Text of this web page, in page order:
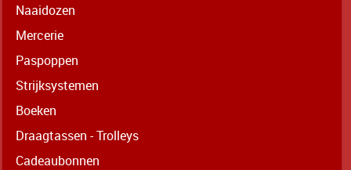
Naaidozen
Mercerie
Paspoppen
Strijksystemen
Boeken
Draagtassen - Trolleys
Cadeaubonnen